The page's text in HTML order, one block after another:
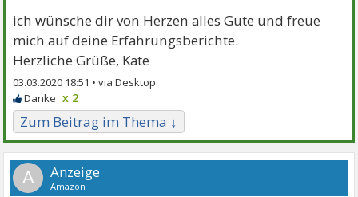
ich wünsche dir von Herzen alles Gute und freue
mich auf deine Erfahrungsberichte.
Herzliche Grüße, Kate
03.03.2020 18:51 •
x 2
Zum Beitrag im Thema ↓
A